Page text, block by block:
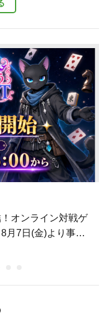
オンライン対戦ゲ
月7日(金)より事前